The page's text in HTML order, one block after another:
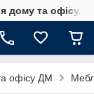
дому та офісу,
офісу ДМ